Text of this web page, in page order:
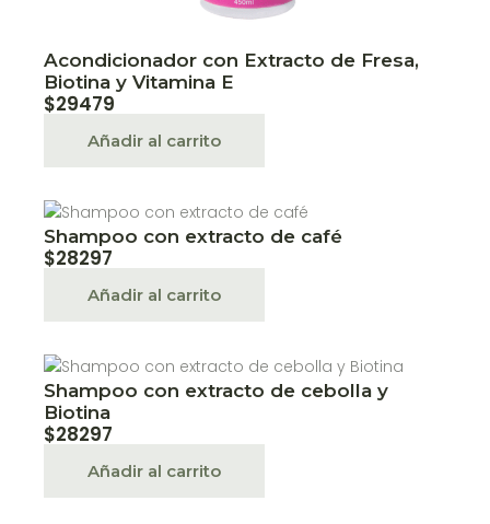
Acondicionador con Extracto de Fresa,
Biotina y Vitamina E
$29479
Añadir al carrito
Shampoo con extracto de café
$28297
Añadir al carrito
Shampoo con extracto de cebolla y
Biotina
$28297
Añadir al carrito